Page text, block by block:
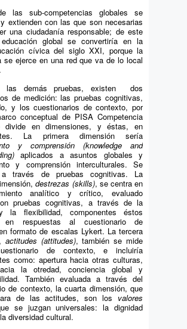
las sub-competencias globales se
extienden con las que son necesarias
una ciudadanía responsable; de este
global se convertiría en la
cívica del siglo XXI, porque la
se ejerce en una red que va de lo local
las demás pruebas, existen dos
de medición: las pruebas cognitivas,
y los cuestionarios de contexto, por
conceptual de PISA Competencia
divide en dimensiones, y éstas, en
La primera dimensión sería
y comprensión (knowledge and
aplicados a asuntos globales y
y comprensión interculturales. Se
a través de pruebas cognitivas. La
destrezas (skills), se centra en
analítico y crítico, evaluado
pruebas cognitivas, a través de la
la flexibilidad, componentes éstos
en respuestas al cuestionario de
formato de escalas Lykert. La tercera
actitudes (attitudes), también se mide
de contexto, e incluiría
como: apertura hacia otras culturas,
la otredad, conciencia global y
También evaluada a través del
de contexto, la cuarta dimensión, que
de las actitudes, son los valores
se juzgan universales: la dignidad
diversidad cultural.